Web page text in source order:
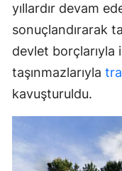
yıllardır devam
sonuçlandırarak
devlet borçlarıyla
taşınmazlarıyla
kavuşturuldu.